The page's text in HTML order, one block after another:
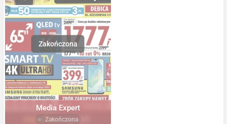
Media Expert
Zakończona